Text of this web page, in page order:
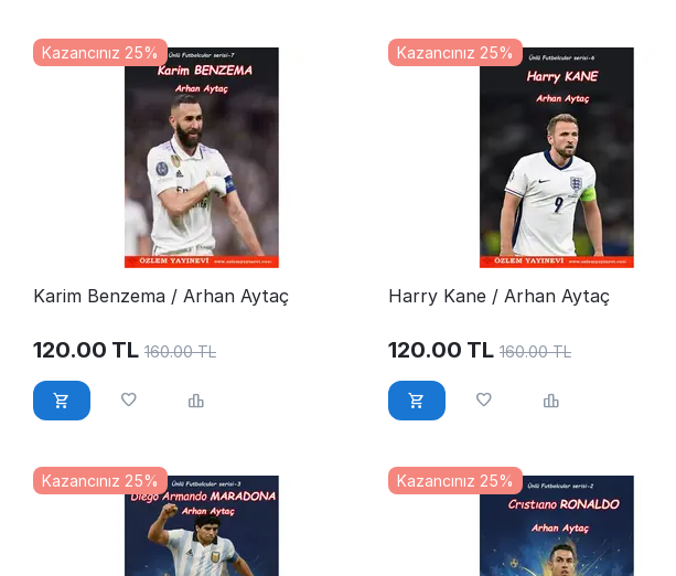
Kazancınız 25%
Karim Benzema / Arhan Aytaç
120.00 TL 160.00 TL
Kazancınız 25%
Harry Kane / Arhan Aytaç
120.00 TL 160.00 TL
Kazancınız 25% Kazancınız 25%